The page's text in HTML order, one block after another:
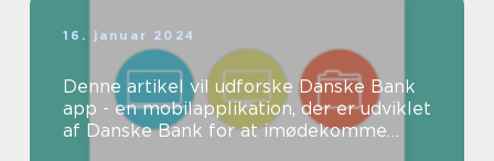
16. januar 2024
Denne artikel vil udforske Danske Bank
app - en mobilapplikation, der er udviklet
af Danske Bank for at imødekomme